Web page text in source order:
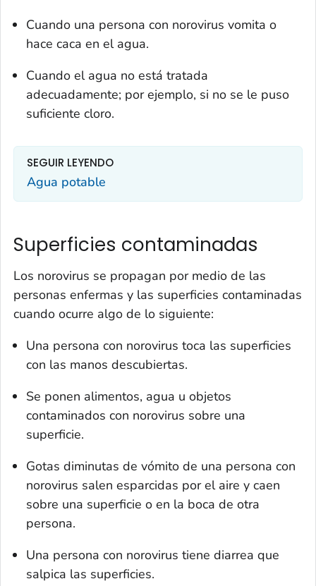
Cuando una persona con norovirus vomita o
hace caca en el agua.
Cuando el agua no está tratada
adecuadamente; por ejemplo, si no se le puso
suficiente cloro.
SEGUIR LEYENDO
Agua potable
Superficies contaminadas
Los norovirus se propagan por medio de las
personas enfermas y las superficies contaminadas
cuando ocurre algo de lo siguiente:
Una persona con norovirus toca las superficies
con las manos descubiertas.
Se ponen alimentos, agua u objetos
contaminados con norovirus sobre una
superficie.
Gotas diminutas de vómito de una persona con
norovirus salen esparcidas por el aire y caen
sobre una superficie o en la boca de otra
persona.
Una persona con norovirus tiene diarrea que
salpica las superficies.